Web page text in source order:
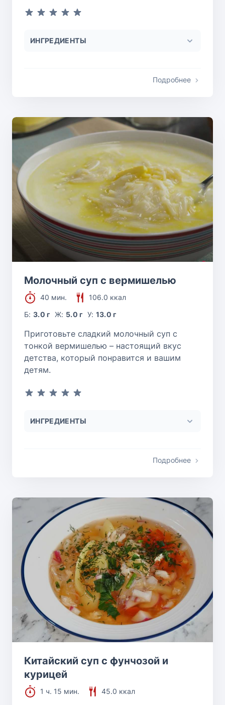
ИНГРЕДИЕНТЫ
Подробнее
Молочный суп с вермишелью
40 мин.
106.0 ккал
Б:3.0 г Ж: 5.0 г У: 13.0 г
Приготовьте сладкий молочный суп с
тонкой вермишелью – настоящий вкус
детства, который понравится и вашим
детям.
ИНГРЕДИЕНТЫ
Подробнее
Китайский суп с фунчозой и
курицей
1 ч. 15 мин.
45.0 ккал